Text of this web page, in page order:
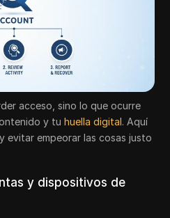
acceso, sino lo que ocurre
y tuhuella digital. Aquí
evitar empeorar las cosas justo
y dispositivos de